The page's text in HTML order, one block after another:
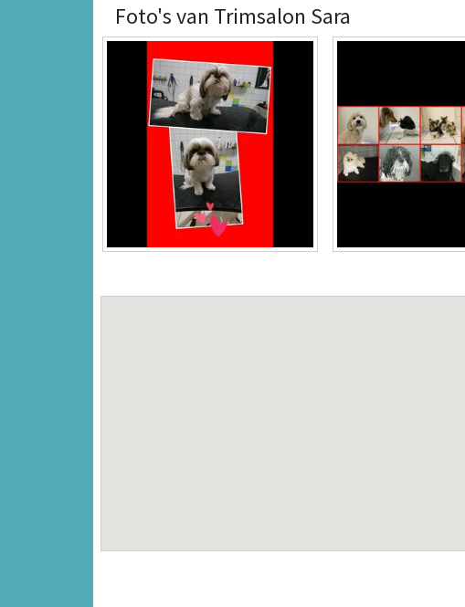
Foto's van Trimsalon Sara